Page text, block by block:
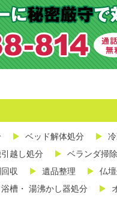
ベッド解体処分
越し処分
ベランダ掃
収 遺品整理
仏
槽・ 湯沸かし器処分